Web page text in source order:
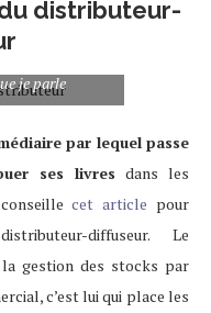
distributeur-
je parle
par lequel passe
ses livres dans les
cet article pour
diffuseur. Le
gestion des stocks par
c’est lui qui place les